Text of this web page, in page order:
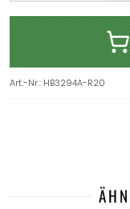
Art.-Nr.: HB3294A-R20